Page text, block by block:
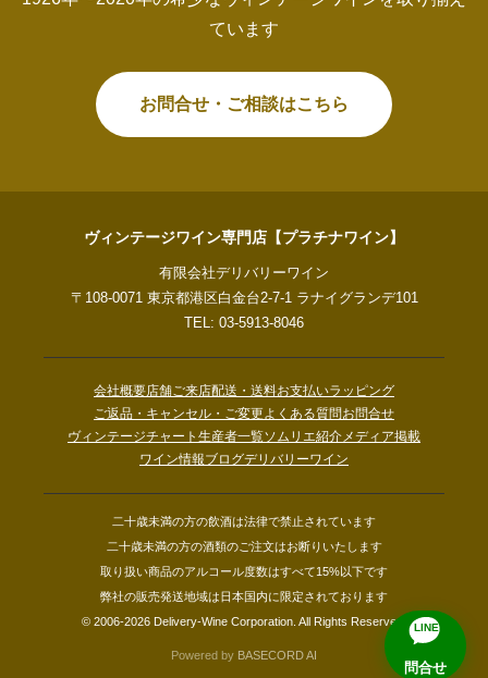
ています
お問合せ・ご相談はこちら
ヴィンテージワイン専門店【プラチナワイン】
有限会社デリバリーワイン
〒108-0071 東京都港区白金台2-7-1 ラナイグランデ101
TEL: 03-5913-8046
会社概要店舗ご来店配送・送料お支払いラッピング
ご返品・キャンセル・ご変更よくある質問お問合せ
ヴィンテージチャート 生産者一覧ソムリエ紹介メディア掲載
ワイン情報ブログデリバリーワイン
二十歳未満の方の飲酒は法律で禁止されています
二十歳未満の方の酒類のご注文はお断りいたします
取り扱い商品のアルコール度数はすべて15%以下です
弊社の販売発送地域は日本国内に限定されております
© 2006-2026 Delivery-Wine Corporation. All Rights Reserved.
Powered by BASECORD AI
LINE
問合せ